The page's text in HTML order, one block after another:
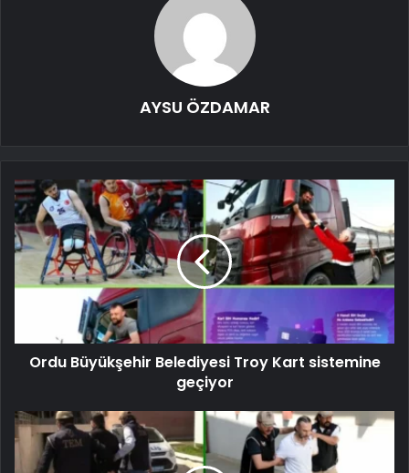
AYSU ÖZDAMAR
Ordu Büyükşehir Belediyesi Troy Kart sistemine
geçiyor